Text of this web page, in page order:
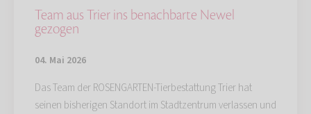
Team aus Trier ins benachbarte Newel
gezogen
04. Mai 2026
Das Team der ROSENGARTEN-Tierbestattung Trier hat
seinen bisherigen Standort im Stadtzentrum verlassen und